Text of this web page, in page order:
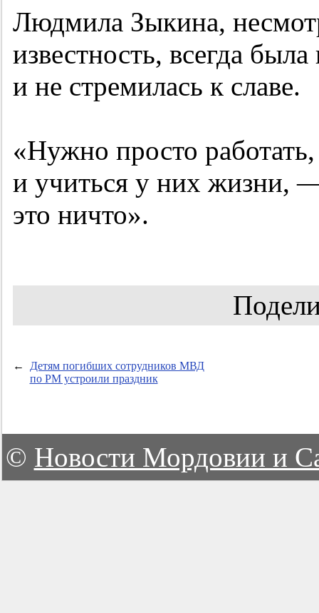
Людмила Зыкина,
известность, всегда
и не стремилась к славе.
«Нужно просто
и учиться у них жизни,
это ничто».
←
Детям погибших сотрудников МВД
по РМ устроили праздник
© Новости Мордовии и